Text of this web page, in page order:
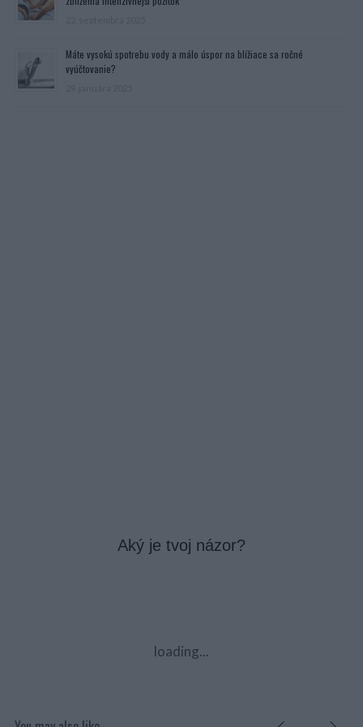
Máte vysokú spotrebu vody a málo úspor na blížiace sa ročné
vyúčtovanie?
Aký je tvoj názor?
loading...